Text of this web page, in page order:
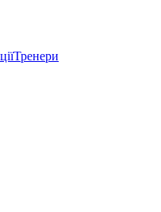
Тренери